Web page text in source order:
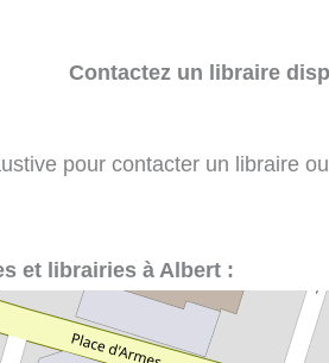
Contactez un libraire
pour contacter un libraire
et librairies à Albert :